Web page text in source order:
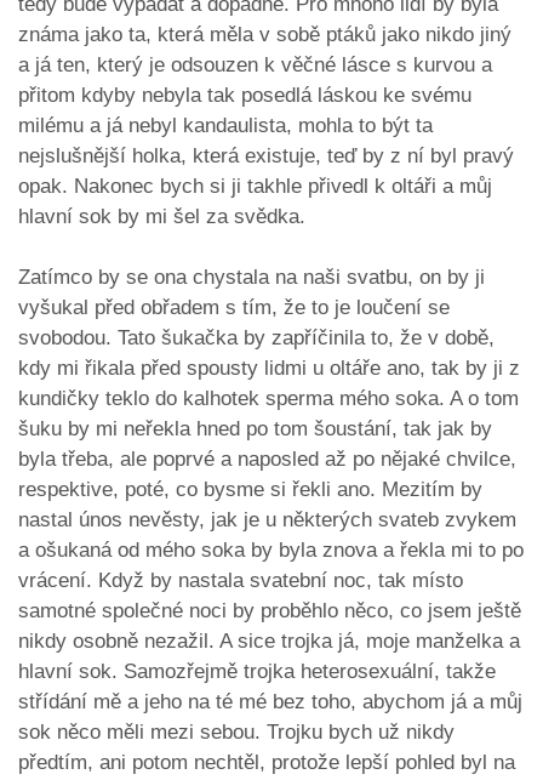
tedy bude vypadat a dopadne. Pro mnoho lidí by byla
známa jako ta, která měla v sobě ptáků jako nikdo jiný
a já ten, který je odsouzen k věčné lásce s kurvou a
přitom kdyby nebyla tak posedlá láskou ke svému
milému a já nebyl kandaulista, mohla to být ta
nejslušnější holka, která existuje, teď by z ní byl pravý
opak. Nakonec bych si ji takhle přivedl k oltáři a můj
hlavní sok by mi šel za svědka.
Zatímco by se ona chystala na naši svatbu, on by ji
vyšukal před obřadem s tím, že to je loučení se
svobodou. Tato šukačka by zapříčinila to, že v době,
kdy mi řikala před spousty lidmi u oltáře ano, tak by ji z
kundičky teklo do kalhotek sperma mého soka. A o tom
šuku by mi neřekla hned po tom šoustání, tak jak by
byla třeba, ale poprvé a naposled až po nějaké chvilce,
respektive, poté, co bysme si řekli ano. Mezitím by
nastal únos nevěsty, jak je u některých svateb zvykem
a ošukaná od mého soka by byla znova a řekla mi to po
vrácení. Když by nastala svatební noc, tak místo
samotné společné noci by proběhlo něco, co jsem ještě
nikdy osobně nezažil. A sice trojka já, moje manželka a
hlavní sok. Samozřejmě trojka heterosexuální, takže
střídání mě a jeho na té mé bez toho, abychom já a můj
sok něco měli mezi sebou. Trojku bych už nikdy
předtím, ani potom nechtěl, protože lepší pohled byl na